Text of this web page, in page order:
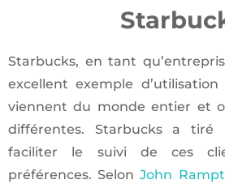
Starbucks, en tant
excellent exemple
viennent du monde entier et
différentes. Starbucks a tiré
faciliter le suivi de ces
préférences. SelonJohn